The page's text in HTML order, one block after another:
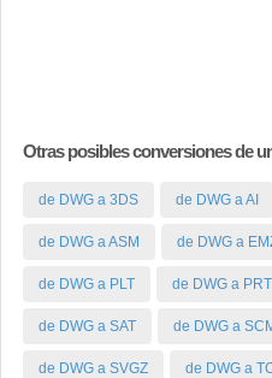
Otras posibles conversiones de
de DWG a 3DS de DWG a AI
de DWG a ASM de DWG a
de DWG a PLT de DWG a PRT
de DWG a SAT de DWG a
de DWG a SVGZ de DWG a